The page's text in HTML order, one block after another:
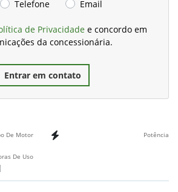
Telefone Email
de Privacidade e concordo em
da concessionária.
Entrar em contato
De Motor Potência
De Uso